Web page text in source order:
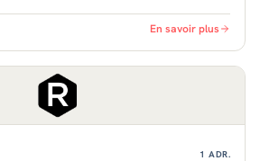
En savoir plus
1 ADR.